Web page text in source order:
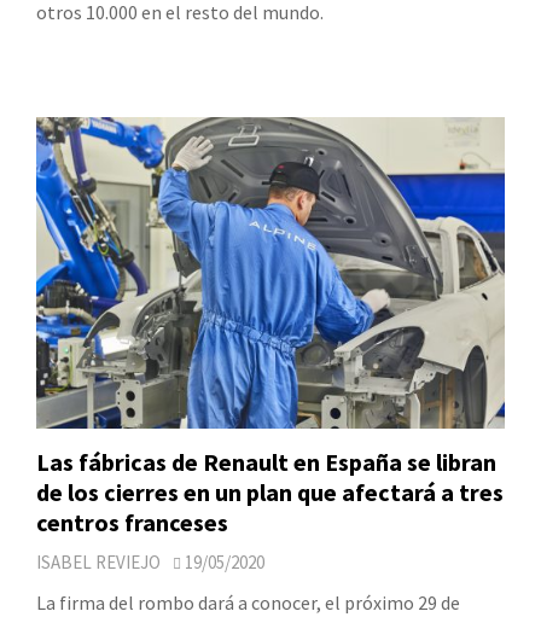
otros 10.000 en el resto del mundo.
Las fábricas de Renault en España se libran
de los cierres en un plan que afectará a tres
centros franceses
ISABEL REVIEJO 19/05/2020
La firma del rombo dará a conocer, el próximo 29 de